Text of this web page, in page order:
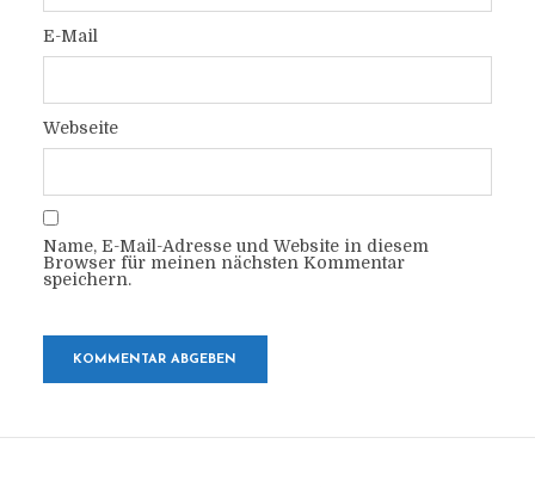
E-Mail
Webseite
Name, E-Mail-Adresse und Website in diesem
Browser für meinen nächsten Kommentar
speichern.